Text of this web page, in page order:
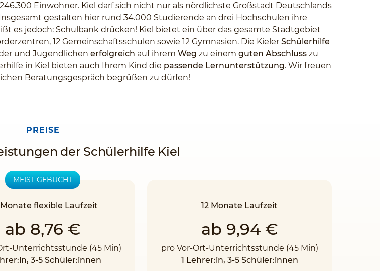
Einwohner. Kiel darf sich nicht nur als nördlichste Großstadt Deutschlands
gestalten hier rund 34.000 Studierende an drei Hochschulen ihre
es jedoch: Schulbank drücken! Kiel bietet ein über das gesamte Stadtgebiet
12 Gemeinschaftsschulen sowie 12 Gymnasien. Die Kieler Schülerhilfe
und Jugendlichen erfolgreich auf ihrem Weg zu einem guten Abschlusszu
in Kiel bieten auch Ihrem Kind die passende Lernunterstützung. Wir freuen
Beratungsgespräch begrüßen zu dürfen!
PREISE
der Schülerhilfe Kiel
MEIST GEBUCHT
flexible Laufzeit
ab 8,76 €
Unterrichtsstunde (45 Min)
3-5 Schüler:innen
12 Monate Laufzeit
ab 9,94 €
pro Vor-Ort-Unterrichtsstunde (45 Min)
1 Lehrer:in, 3-5 Schüler:innen